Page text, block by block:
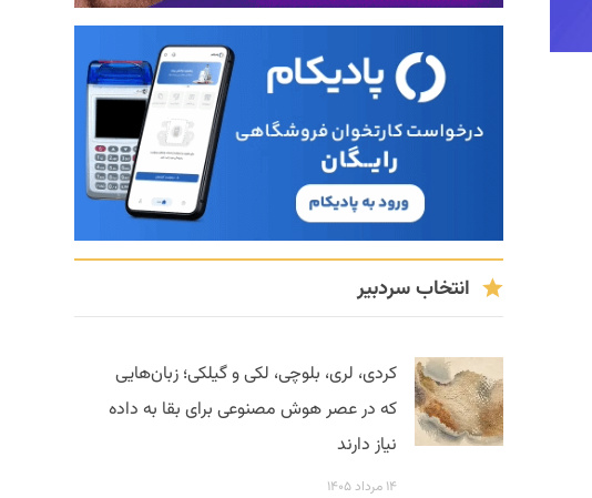
انتخاب سردبیر
کردی، لری، بلوچی، لکی و گیلکی؛ زبان‌هایی
که در عصر هوش مصنوعی برای بقا به داده
نیاز دارند
۱۴ مرداد ۱۴۰۵